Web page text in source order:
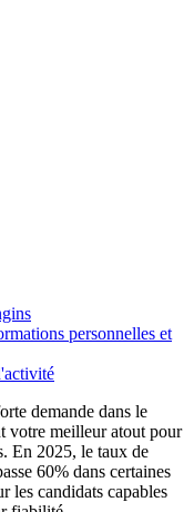
personnelles et
demande dans le
votre meilleur atout pour
En 2025, le taux de
60% dans certaines
les candidats capables